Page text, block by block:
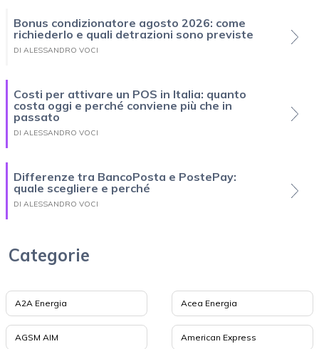
Bonus condizionatore agosto 2026: come
richiederlo e quali detrazioni sono previste
DI ALESSANDRO VOCI
Costi per attivare un POS in Italia: quanto
costa oggi e perché conviene più che in
passato
DI ALESSANDRO VOCI
Differenze tra BancoPosta e PostePay:
quale scegliere e perché
DI ALESSANDRO VOCI
Categorie
A2A Energia Acea Energia
AGSM AIM American Express